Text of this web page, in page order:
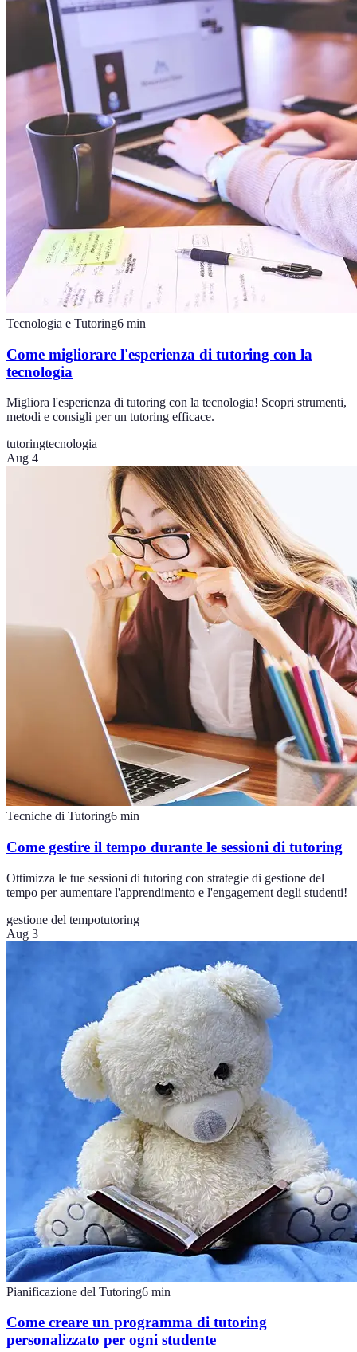
Tecnologia e Tutoring6 min
Come migliorare l'esperienza di tutoring con la
tecnologia
Migliora l'esperienza di tutoring con la tecnologia! Scopri strumenti,
metodi e consigli per un tutoring efficace.
tutoringtecnologia
Aug 4
Tecniche di Tutoring6 min
Come gestire il tempo durante le sessioni di tutoring
Ottimizza le tue sessioni di tutoring con strategie di gestione del
tempo per aumentare l'apprendimento e l'engagement degli studenti!
gestione del tempotutoring
Aug 3
Pianificazione del Tutoring6 min
Come creare un programma di tutoring
personalizzato per ogni studente